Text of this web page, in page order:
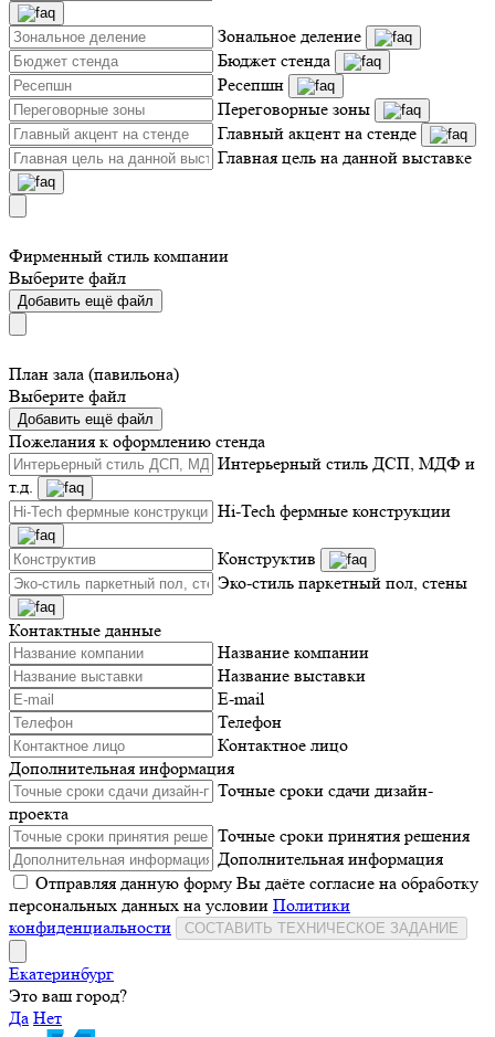
Зональное деление
Бюджет стенда
Ресепшн
Переговорные зоны
Главный акцент на стенде
Главная цель на данной выставке
Фирменный стиль компании
Выберите файл
Добавить ещё файл
План зала (павильона)
Выберите файл
Добавить ещё файл
Пожелания к оформлению стенда
Интерьерный стиль ДСП, МДФ и
т.д.
Hi-Tech фермные конструкции
Конструктив
Эко-стиль паркетный пол, стены
Контактные данные
Название компании
Название выставки
E-mail
Телефон
Контактное лицо
Дополнительная информация
Точные сроки сдачи дизайн-
проекта
Точные сроки принятия решения
Дополнительная информация
Отправляя данную форму Вы даёте согласие на обработку
персональных данных на условии Политики
конфиденциальности
СОСТАВИТЬ ТЕХНИЧЕСКОЕ ЗАДАНИЕ
Екатеринбург
Это ваш город?
Да Нет